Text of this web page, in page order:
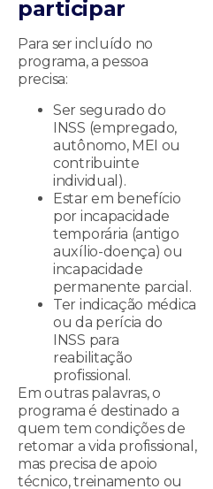
participar
Para ser incluído no
programa, a pessoa
precisa:
Ser segurado do
INSS (empregado,
autônomo, MEI ou
contribuinte
individual).
Estar em benefício
por incapacidade
temporária (antigo
auxílio-doença) ou
incapacidade
permanente parcial.
Ter indicação médica
ou da perícia do
INSS para
reabilitação
profissional.
Em outras palavras, o
programa é destinado a
quem tem condições de
retomar a vida profissional,
mas precisa de apoio
técnico, treinamento ou